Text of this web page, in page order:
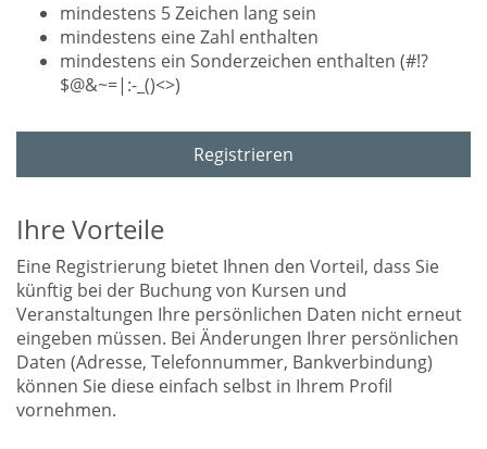
mindestens 5 Zeichen lang sein
mindestens eine Zahl enthalten
mindestens ein Sonderzeichen enthalten (#!?
$@&~=|:-_()<>)
Registrieren
Ihre Vorteile
Eine Registrierung bietet Ihnen den Vorteil, dass Sie
künftig bei der Buchung von Kursen und
Veranstaltungen Ihre persönlichen Daten nicht erneut
eingeben müssen. Bei Änderungen Ihrer persönlichen
Daten (Adresse, Telefonnummer, Bankverbindung)
können Sie diese einfach selbst in Ihrem Profil
vornehmen.